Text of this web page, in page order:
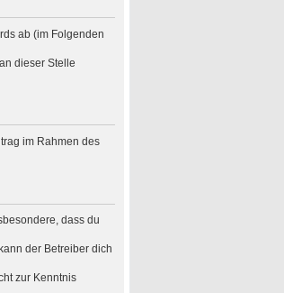
ab (im Folgenden
dieser Stelle
im Rahmen des
dass du
der Betreiber dich
zur Kenntnis